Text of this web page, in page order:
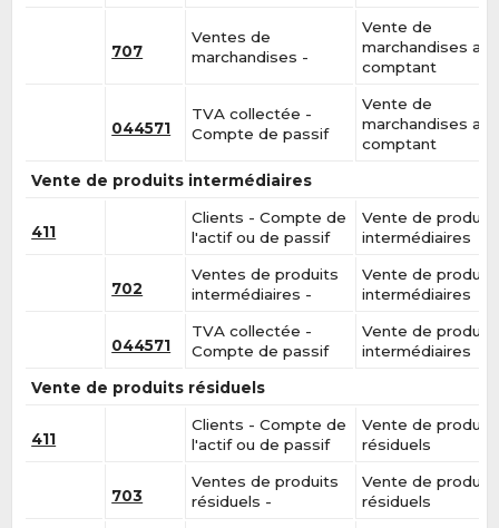
707
Ventes de
marchandises -
Vente de
marchandises au
comptant
044571
TVA collectée -
Compte de passif
Vente de
marchandises au
comptant
Vente de produits intermédiaires
411
Clients - Compte de
l'actif ou de passif
Vente de
intermédiaires
702
Ventes de produits
intermédiaires -
Vente de
intermédiaires
044571
TVA collectée -
Compte de passif
Vente de
intermédiaires
Vente de produits résiduels
411
Clients - Compte de
l'actif ou de passif
Vente de
résiduels
703
Ventes de produits
résiduels -
Vente de
résiduels